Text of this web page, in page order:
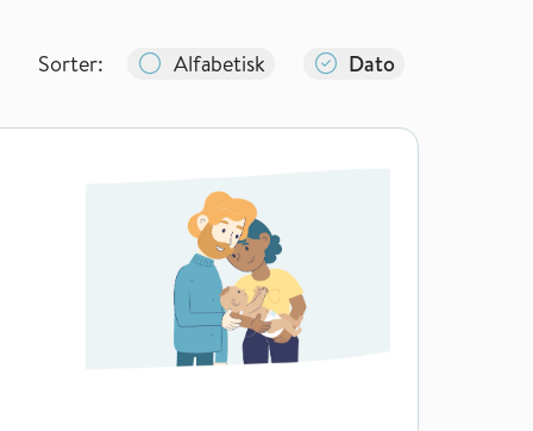
Sorter: Alfabetisk Dato